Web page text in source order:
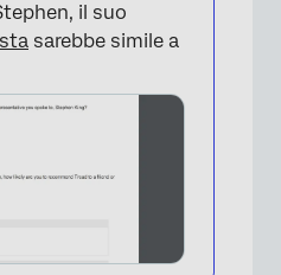
il suo
sarebbe simile a